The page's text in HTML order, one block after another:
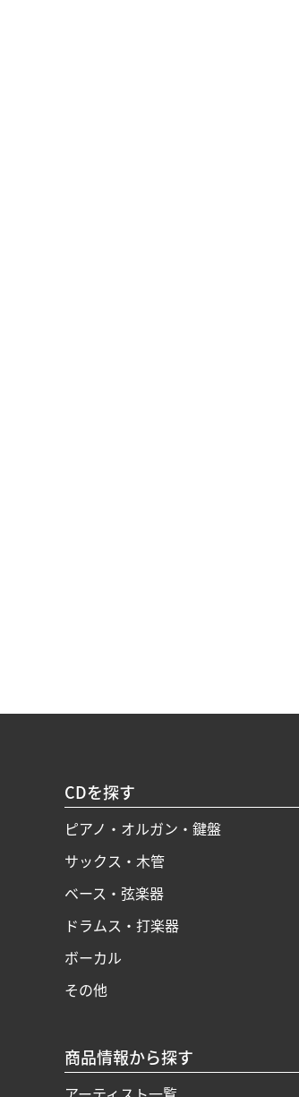
CDを探す
ピアノ・オルガン・鍵盤
サックス・木管
ベース・弦楽器
ドラムス・打楽器
ボーカル
その他
商品情報から探す